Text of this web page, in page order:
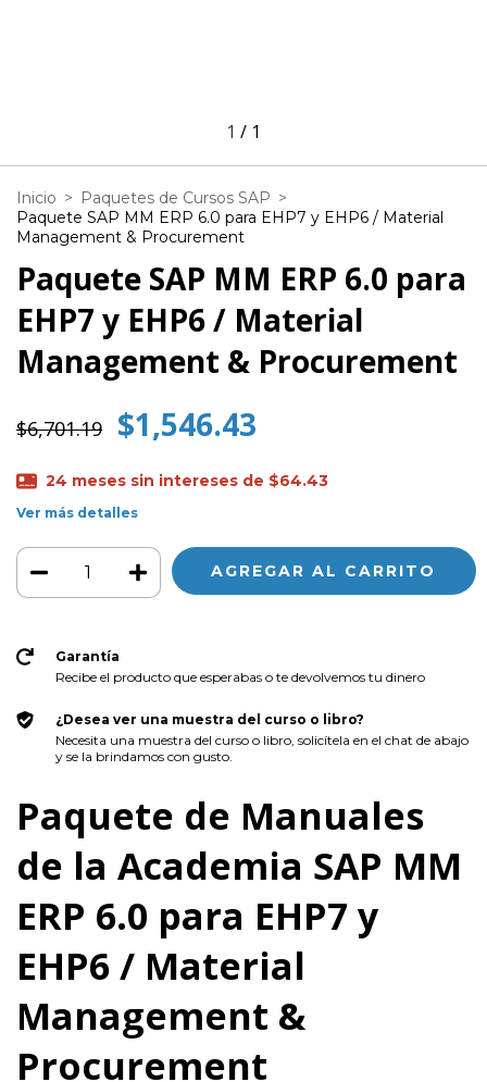
1 / 1
Inicio > Paquetes de Cursos SAP >
Paquete SAP MM ERP 6.0 para EHP7 y EHP6 / Material
Management & Procurement
Paquete SAP MM ERP 6.0 para
EHP7 y EHP6 / Material
Management & Procurement
$6,701.19 $1,546.43
24 meses sin intereses de $64.43
Ver más detalles
Garantía
Recibe el producto que esperabas o te devolvemos tu dinero
¿Desea ver una muestra del curso o libro?
Necesita una muestra del curso o libro, solicítela en el chat de abajo
y se la brindamos con gusto.
Paquete de Manuales
de la Academia SAP MM
ERP 6.0 para EHP7 y
EHP6 / Material
Management &
Procurement